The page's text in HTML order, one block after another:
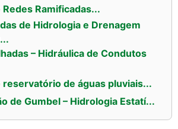
Ramificadas...
de Hidrologia e Drenagem
– Hidráulica de Condutos
reservatório de águas pluviais...
de Gumbel – Hidrologia Estatí...